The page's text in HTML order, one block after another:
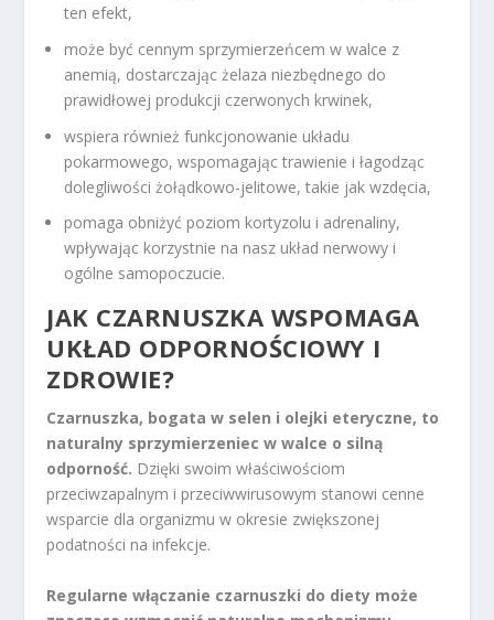
ten efekt,
może być cennym sprzymierzeńcem w walce z
anemią, dostarczając żelaza niezbędnego do
prawidłowej produkcji czerwonych krwinek,
wspiera również funkcjonowanie układu
pokarmowego, wspomagając trawienie i łagodząc
dolegliwości żołądkowo-jelitowe, takie jak wzdęcia,
pomaga obniżyć poziom kortyzolu i adrenaliny,
wpływając korzystnie na nasz układ nerwowy i
ogólne samopoczucie.
JAK CZARNUSZKA WSPOMAGA
UKŁAD ODPORNOŚCIOWY I
ZDROWIE?
Czarnuszka, bogata w selen i olejki eteryczne, to
naturalny sprzymierzeniec w walce o silną
odporność. Dzięki swoim właściwościom
przeciwzapalnym i przeciwwirusowym stanowi cenne
wsparcie dla organizmu w okresie zwiększonej
podatności na infekcje.
Regularne włączanie czarnuszki do diety może